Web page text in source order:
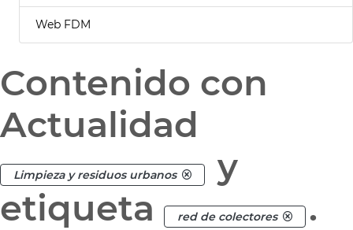
Web FDM
Contenido con
Actualidad
Limpieza y residuos urbanos
y
etiqueta
red de colectores .